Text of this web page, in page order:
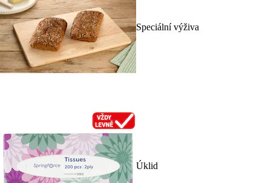
Speciální výživa
Úklid